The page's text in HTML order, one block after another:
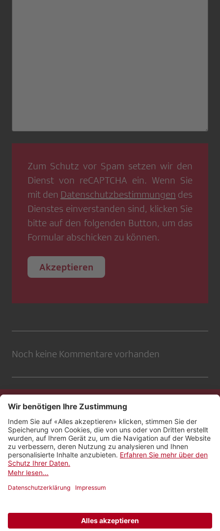
Zum Schutz vor Spam setzen wir den
Dienst von reCAPTCHA ein. Wenn Sie
mit den Datenschutzbestimmungen des
Dienstes einverstanden sind, klicken Sie
bitte auf den folgenden Button, um das
Formular abschicken zu können.
Akzeptieren
Noch keine Kommentare vorhanden
Kontakt
Impressum
Rechtliches
Netiquette